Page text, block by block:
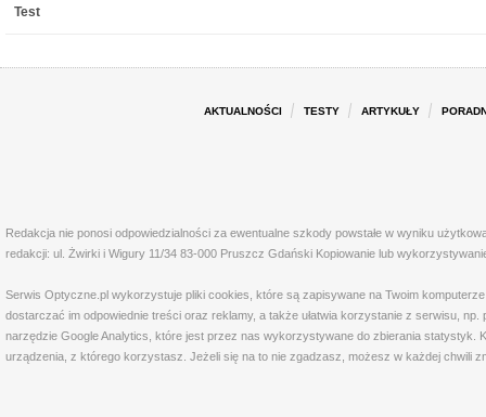
Test
AKTUALNOŚCI TESTY ARTYKUŁY
Redakcja nie ponosi odpowiedzialności za ewentualne szkody powstałe w wyniku
redakcji: ul. Żwirki i Wigury 11/34 83-000 Pruszcz Gdański Kopiowanie lub
Serwis Optyczne.pl wykorzystuje pliki cookies, które są zapisywane na Twoim
dostarczać im odpowiednie treści oraz reklamy, a także ułatwia korzystanie z serwisu,
narzędzie Google Analytics, które jest przez nas wykorzystywane do zbierania statystyk.
urządzenia, z którego korzystasz. Jeżeli się na to nie zgadzasz, możesz w każdej chwili